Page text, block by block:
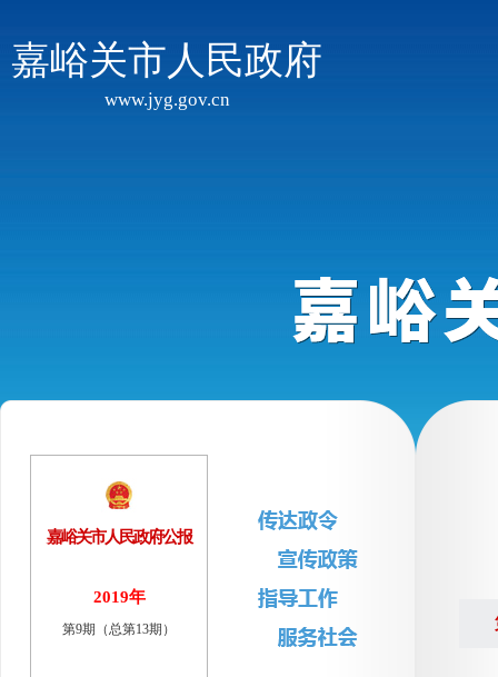
嘉峪关市人民政府
www.jyg.gov.cn
嘉峪关市人民政府公报
2019年
第9期（总第13期）